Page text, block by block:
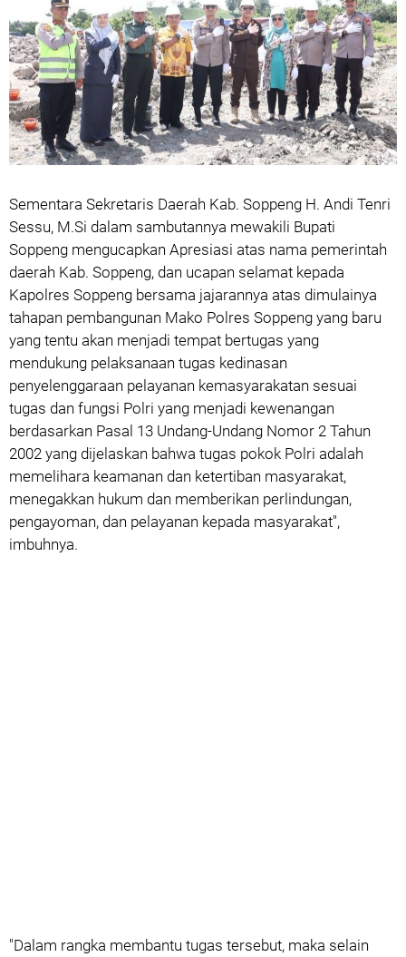
Sementara Sekretaris Daerah Kab. Soppeng H. Andi Tenri
Sessu, M.Si dalam sambutannya mewakili Bupati
Soppeng mengucapkan Apresiasi atas nama pemerintah
daerah Kab. Soppeng, dan ucapan selamat kepada
Kapolres Soppeng bersama jajarannya atas dimulainya
tahapan pembangunan Mako Polres Soppeng yang baru
yang tentu akan menjadi tempat bertugas yang
mendukung pelaksanaan tugas kedinasan
penyelenggaraan pelayanan kemasyarakatan sesuai
tugas dan fungsi Polri yang menjadi kewenangan
berdasarkan Pasal 13 Undang-Undang Nomor 2 Tahun
2002 yang dijelaskan bahwa tugas pokok Polri adalah
memelihara keamanan dan ketertiban masyarakat,
menegakkan hukum dan memberikan perlindungan,
pengayoman, dan pelayanan kepada masyarakat",
imbuhnya.
"Dalam rangka membantu tugas tersebut, maka selain